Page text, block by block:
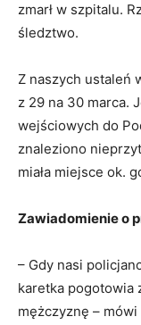
zmarł w szpitalu.
śledztwo.
Z naszych ustaleń
z 29 na 30 marca.
wejściowych do
znaleziono
miała miejsce ok.
Zawiadomienie o
– Gdy nasi
karetka pogotowia
mężczyznę –